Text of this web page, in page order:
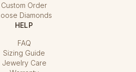
Custom Order
Diamonds
HELP
FAQ
Sizing Guide
Jewelry Care